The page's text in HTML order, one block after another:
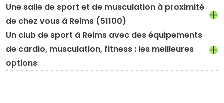
Une salle de sport et de musculation à proximité
de chez vous à Reims (51100)
Un club de sport à Reims avec des équipements
de cardio, musculation, fitness : les meilleures
options